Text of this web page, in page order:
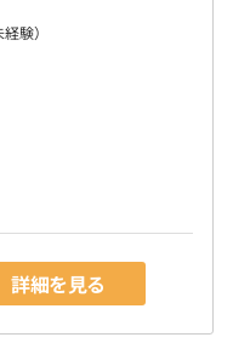
験）
詳細を見る